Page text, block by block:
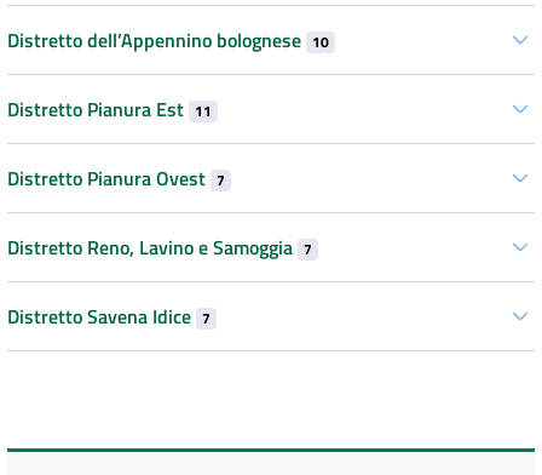
Distretto dell’Appennino bolognese 10
Distretto Pianura Est 11
Distretto Pianura Ovest 7
Distretto Reno, Lavino e Samoggia 7
Distretto Savena Idice 7